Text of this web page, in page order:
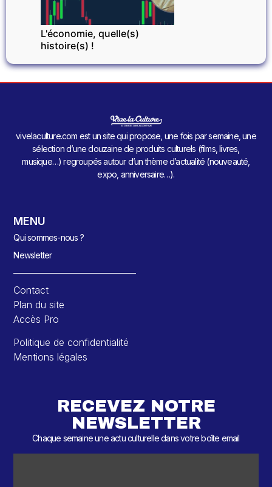
L'économie, quelle(s)
histoire(s) !
vivelaculture.com est un site qui propose, une fois par semaine, une
sélection d’une douzaine de produits culturels (films, livres,
musique…) regroupés autour d’un thème d’actualité (nouveauté,
expo, anniversaire…).
MENU
Qui sommes-nous ?
Newsletter
Contact
Plan du site
Accès Pro
Politique de confidentialité
Mentions légales
RECEVEZ NOTRE
NEWSLETTER
Chaque semaine une actu culturelle dans votre boîte email